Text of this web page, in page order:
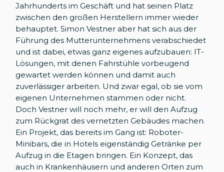
Jahrhunderts im Geschäft und hat seinen Platz
zwischen den großen Herstellern immer wieder
behauptet. Simon Vestner aber hat sich aus der
Führung des Mutterunternehmens verabschiedet
und ist dabei, etwas ganz eigenes aufzubauen: IT-
Lösungen, mit denen Fahrstühle vorbeugend
gewartet werden können und damit auch
zuverlässiger arbeiten. Und zwar egal, ob sie vom
eigenen Unternehmen stammen oder nicht.
Doch Vestner will noch mehr, er will den Aufzug
zum Rückgrat des vernetzten Gebäudes machen.
Ein Projekt, das bereits im Gang ist: Roboter-
Minibars, die in Hotels eigenständig Getränke per
Aufzug in die Etagen bringen. Ein Konzept, das
auch in Krankenhäusern und anderen Orten zum